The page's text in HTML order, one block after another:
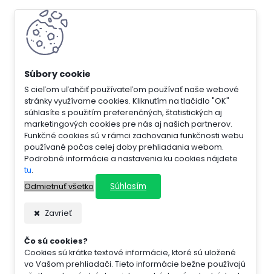
S cieľom uľahčiť používateľom používať naše webové
stránky využívame cookies. Kliknutím na tlačidlo "OK"
súhlasíte s použitím preferenčných, štatistických aj
marketingových cookies pre nás aj našich partnerov.
Funkčné cookies sú v rámci zachovania funkčnosti webu
používané počas celej doby prehliadania webom.
Podrobné informácie a nastavenia ku cookies nájdete
tu.
Odmietnuť všetko
Súhlasím
Zavrieť
Čo sú cookies?
Cookies sú krátke textové informácie, ktoré sú uložené
vo Vašom prehliadači. Tieto informácie bežne používajú